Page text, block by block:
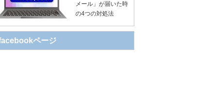
メール」が届いた時
の4つの対処法
ページ